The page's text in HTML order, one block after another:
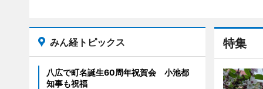
特集
みん経トピックス
八広で町名誕生60周年祝賀会 小池都
知事も祝福